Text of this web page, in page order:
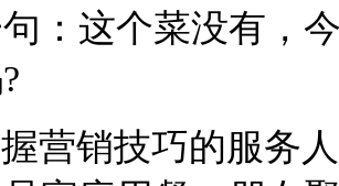
：这个菜没有，
营销技巧的服务